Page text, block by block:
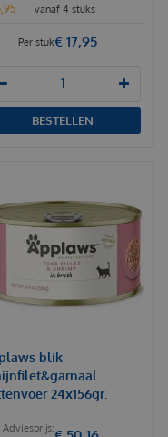
vanaf 4 stuks
,95
€ 17,95
Per stuk
BESTELLEN
blik
24x156gr.